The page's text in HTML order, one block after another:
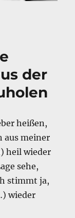
der
heißen,
aus meiner
heil wieder
sehe,
stimmt ja,
wieder